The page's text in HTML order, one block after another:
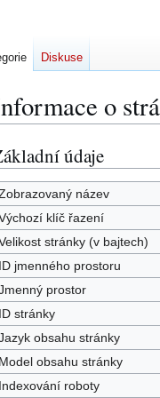
o
údaje
název
klíč řazení
stránky (v bajtech)
ID jmenného prostoru
prostor
ID stránky
obsahu stránky
Model obsahu stránky
Indexování roboty
Diskuse